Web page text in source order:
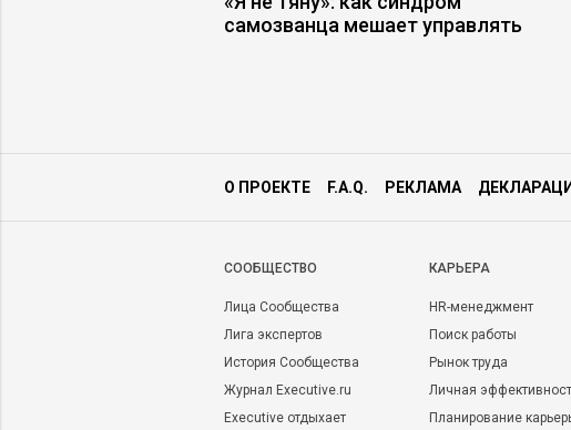
самозванца мешает управлять
О ПРОЕКТЕ F.A.Q. РЕКЛАМА
CООБЩЕСТВО
Лица Сообщества
Лига экспертов
История Сообщества
Журнал Executive.ru
Executive отдыхает
КАРЬЕРА
HR-менеджмент
Поиск работы
Рынок труда
Личная
Планирование